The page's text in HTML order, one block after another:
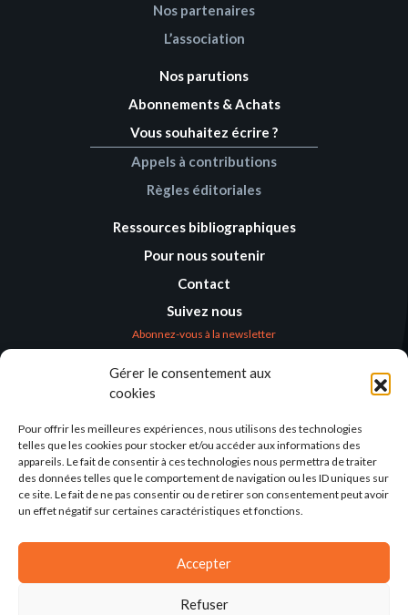
Gérer le consentement aux
cookies
Pour offrir les meilleures expériences, nous utilisons des technologies
telles que les cookies pour stocker et/ou accéder aux informations des
appareils. Le fait de consentir à ces technologies nous permettra de traiter
des données telles que le comportement de navigation ou les ID uniques sur
ce site. Le fait de ne pas consentir ou de retirer son consentement peut avoir
un effet négatif sur certaines caractéristiques et fonctions.
Accepter
Refuser
Nos partenaires
L’association
Nos parutions
Abonnements & Achats
Vous souhaitez écrire ?
Appels à contributions
Règles éditoriales
Ressources bibliographiques
Pour nous soutenir
Contact
Suivez nous
Abonnez-vous à la newsletter
Humanitaires –
Humanitarian
Alternatives
138 avenue des Frères
Lumière – CS 88379